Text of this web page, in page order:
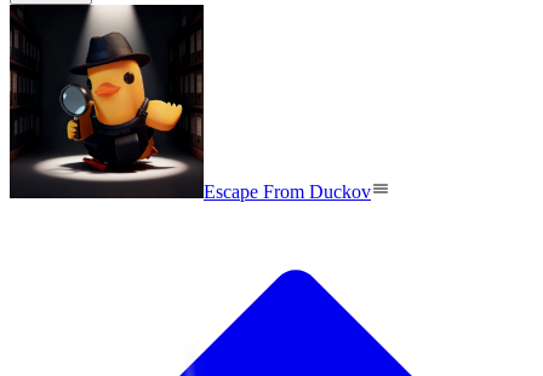
Escape From Duckov